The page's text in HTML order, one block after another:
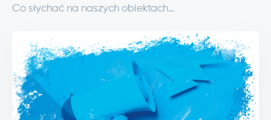
Co słychać na naszych obiektach…